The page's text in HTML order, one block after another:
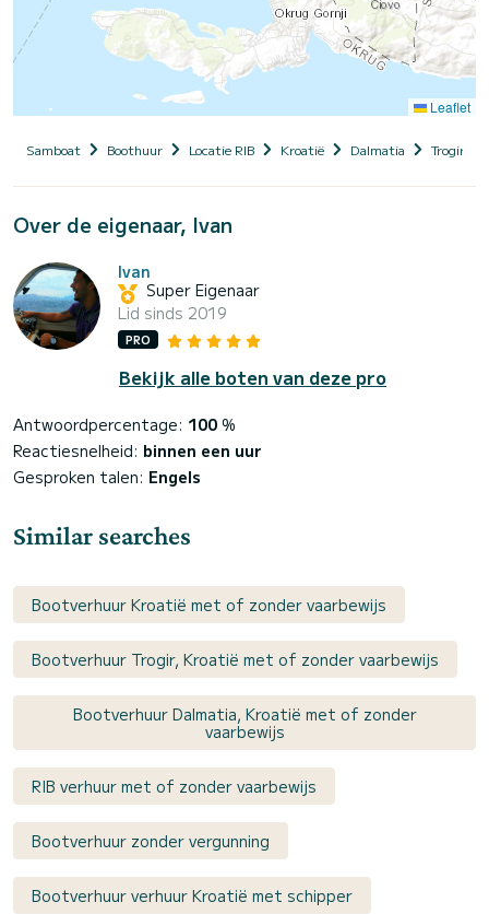
Leaflet
Samboat Boothuur Locatie RIB Kroatië Dalmatia Trogir
Over de eigenaar, Ivan
Ivan
Super Eigenaar
Lid sinds 2019
PRO
Bekijk alle boten van deze pro
Antwoordpercentage: 100 %
Reactiesnelheid: binnen een uur
Gesproken talen: Engels
Similar searches
Bootverhuur Kroatië met of zonder vaarbewijs
Bootverhuur Trogir, Kroatië met of zonder vaarbewijs
Bootverhuur Dalmatia, Kroatië met of zonder
vaarbewijs
RIB verhuur met of zonder vaarbewijs
Bootverhuur zonder vergunning
Bootverhuur verhuur Kroatië met schipper